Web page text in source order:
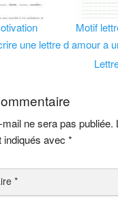
Motif
une lettre d amour a
ne sera pas publiée.
indiqués avec*
*